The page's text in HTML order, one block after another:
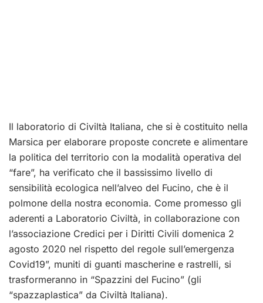
Il laboratorio di Civiltà Italiana, che si è costituito nella
Marsica per elaborare proposte concrete e alimentare
la politica del territorio con la modalità operativa del
“fare”, ha verificato che il bassissimo livello di
sensibilità ecologica nell’alveo del Fucino, che è il
polmone della nostra economia. Come promesso gli
aderenti a Laboratorio Civiltà, in collaborazione con
l’associazione Credici per i Diritti Civili domenica 2
agosto 2020 nel rispetto del regole sull’emergenza
Covid19”, muniti di guanti mascherine e rastrelli, si
trasformeranno in “Spazzini del Fucino” (gli
“spazzaplastica” da Civiltà Italiana).